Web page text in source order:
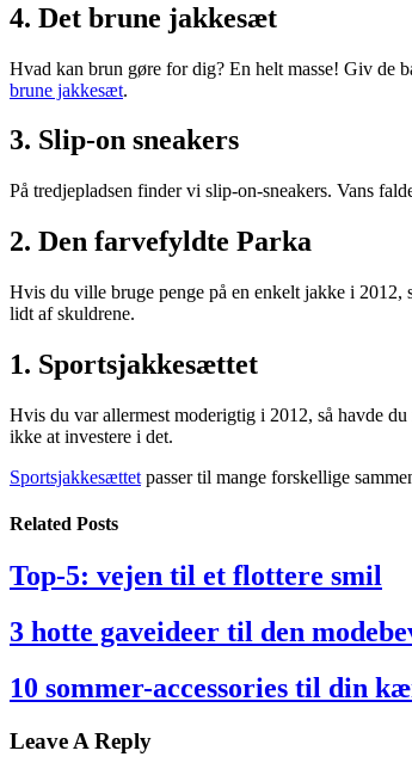
4. Det brune jakkesæt
Hvad kan brun gøre for dig? En helt masse! Giv de
brune jakkesæt.
3. Slip-on sneakers
På tredjepladsen finder vi slip-on-sneakers. Vans
2. Den farvefyldte Parka
Hvis du ville bruge penge på en enkelt jakke i 2012,
lidt af skuldrene.
1. Sportsjakkesættet
Hvis du var allermest moderigtig i 2012, så havde
ikke at investere i det.
Sportsjakkesættet passer til mange forskellige
Related Posts
Top-5: vejen til et flottere smil
3 hotte gaveideer til den
10 sommer-accessories til din
Leave A Reply